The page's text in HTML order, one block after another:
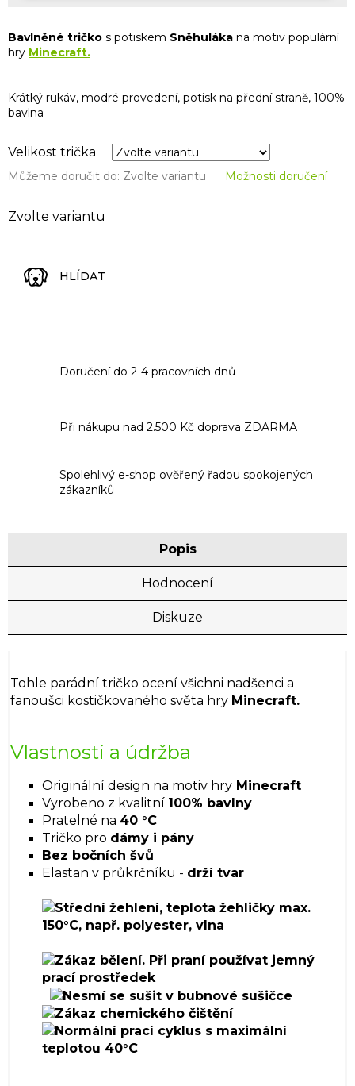
Zvolte variantu
Velikost trička
Můžeme doručit do: Zvolte variantu Možnosti doručení
Bavlněné tričko s potiskem Sněhuláka na motiv populární
hry Minecraft.
Krátký rukáv, modré provedení, potisk na přední straně, 100%
bavlna
HLÍDAT
Doručení do 2-4 pracovních dnů
Při nákupu nad 2.500 Kč doprava ZDARMA
Spolehlivý e-shop ověřený řadou spokojených
zákazníků
Popis
Hodnocení
Diskuze
Tohle parádní tričko ocení všichni nadšenci a
fanoušci kostičkovaného světa hry Minecraft.
Vlastnosti a údržba
Originální design na motiv hry Minecraft
Vyrobeno z kvalitní 100% bavlny
Pratelné na 40 °C
Tričko pro dámy i pány
Bez bočních švů
Elastan v průkrčníku - drží tvar